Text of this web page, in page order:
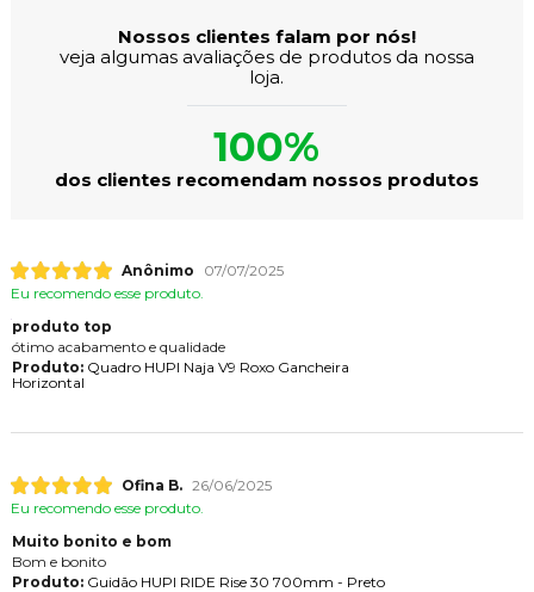
Nossos clientes falam por nós!
veja algumas avaliações de produtos da nossa
loja.
100%
dos clientes recomendam nossos produtos
Anônimo
07/07/2025
Eu recomendo esse produto.
produto top
ótimo acabamento e qualidade
Produto:Quadro HUPI Naja V9 Roxo Gancheira
Horizontal
Ofina B. 26/06/2025
Eu recomendo esse produto.
Muito bonito e bom
Bom e bonito
Produto:Guidão HUPI RIDE Rise 30 700mm - Preto